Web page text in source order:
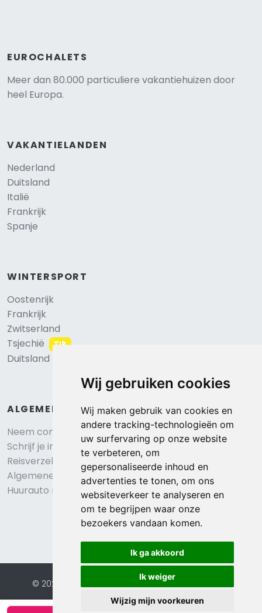
Wij gebruiken cookies
Wij maken gebruik van cookies en
andere tracking-technologieën om
uw surfervaring op onze website
te verbeteren, om
gepersonaliseerde inhoud en
advertenties te tonen, om ons
websiteverkeer te analyseren en
om te begrijpen waar onze
bezoekers vandaan komen.
Ik ga akkoord
Ik weiger
Wijzig mijn voorkeuren
EUROCHALETS
Meer dan 80.000 particuliere vakantiehuizen door
heel Europa.
VAKANTIELANDEN
Nederland
Duitsland
Italië
Frankrijk
Spanje
WINTERSPORT
Oostenrijk
Frankrijk
Zwitserland
Tsjechië
TIP
Duitsland
ALGEMEEN
Neem contact op
Schrijf je in voor onze nieuwsbrief
Reisverzekering afsluiten
Algemene voorwaarden
Huurauto reserveren
© 2026 Eurochalets | Website door FalcoTravel
Veilig online betalen met